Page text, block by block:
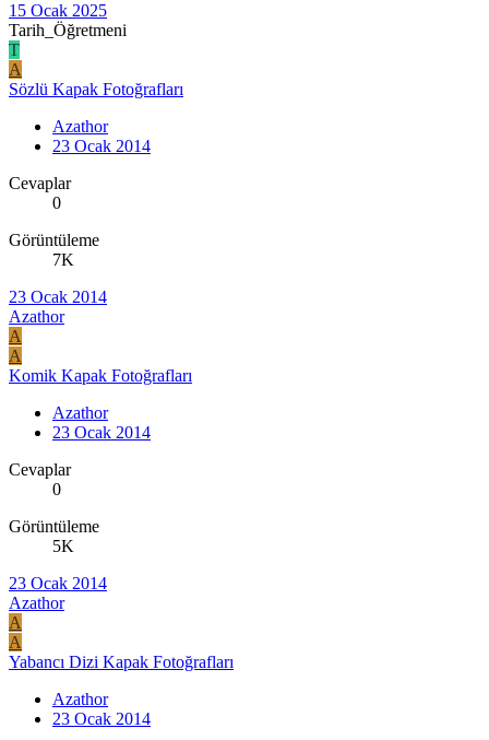
15 Ocak 2025
Tarih_Öğretmeni
T
A
Sözlü Kapak Fotoğrafları
Azathor
23 Ocak 2014
Cevaplar
0
Görüntüleme
7K
23 Ocak 2014
Azathor
A
A
Komik Kapak Fotoğrafları
Azathor
23 Ocak 2014
Cevaplar
0
Görüntüleme
5K
23 Ocak 2014
Azathor
A
A
Yabancı Dizi Kapak Fotoğrafları
Azathor
23 Ocak 2014